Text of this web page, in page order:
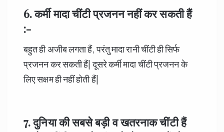
6. कर्मी मादा चींटी प्रजनन नहीं कर सकती हैं
:-
बहुत ही अजीब लगता हैं, परंतु मादा रानी चींटी ही सिर्फ
प्रजनन कर सकती हैं| दूसरे कर्मी मादा चींटी प्रजनन के
लिए सक्षम ही नहीं होती हैं|
7. दुनिया की सबसे बड़ी व खतरनाक चींटी हैं